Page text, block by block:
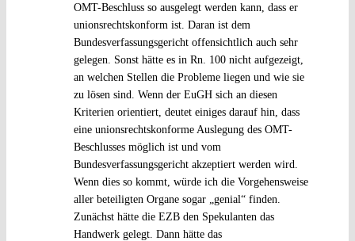
OMT-Beschluss so ausgelegt werden kann, dass er
unionsrechtskonform ist. Daran ist dem
Bundesverfassungsgericht offensichtlich auch sehr
gelegen. Sonst hätte es in Rn. 100 nicht aufgezeigt,
an welchen Stellen die Probleme liegen und wie sie
zu lösen sind. Wenn der EuGH sich an diesen
Kriterien orientiert, deutet einiges darauf hin, dass
eine unionsrechtskonforme Auslegung des OMT-
Beschlusses möglich ist und vom
Bundesverfassungsgericht akzeptiert werden wird.
Wenn dies so kommt, würde ich die Vorgehensweise
aller beteiligten Organe sogar „genial“ finden.
Zunächst hätte die EZB den Spekulanten das
Handwerk gelegt. Dann hätte das